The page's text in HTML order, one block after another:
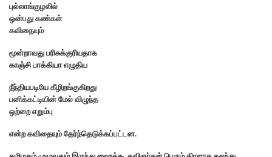
புல்லாங்குழலில்
ஒன்பது கண்கள்
கவிதையும்
மூன்றாவது பரிசுக்குரியதாக
காஞ்சி பாக்கியா எழுதிய
நீந்தியபடியே கீழிறங்குகிறது
பனிக்கட்டியின் மேல் விழுந்த
ஒற்றை எறும்பு
என்ற கவிதையும் தேர்ந்தெடுக்கப்பட்டன.